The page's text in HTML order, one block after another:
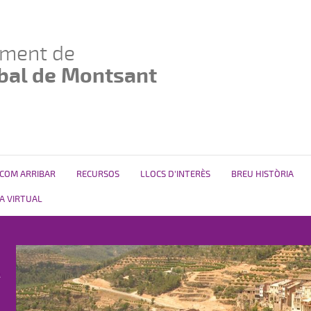
de
de Montsant
COM ARRIBAR RECURSOS LLOCS D'INTERÈS BREU HISTÒRIA
VIRTUAL